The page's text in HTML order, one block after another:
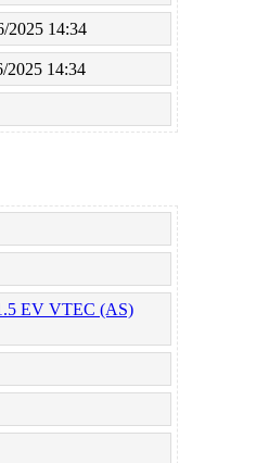
14:34
14:34
EV VTEC (AS)